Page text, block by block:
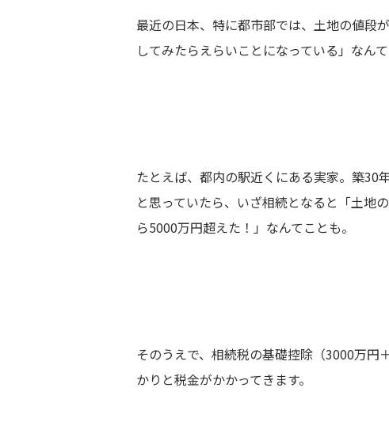
最近の日本、特に都市部では、土地の値段
してみたらえらいことになっている」なん
たとえば、都内の駅近くにある実家。築30
と思っていたら、いざ相続となると「土地
ら5000万円超えた！」なんてことも。
そのうえで、相続税の基礎控除（3000万
かりと税金がかかってきます。